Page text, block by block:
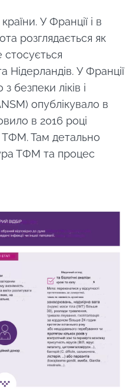
У Франції і в
розглядається як
стосується
Нідерландів. У Франції
безпеки ліків і
опублікувало в
в 2016 році
Там детально
ТФМ та процес